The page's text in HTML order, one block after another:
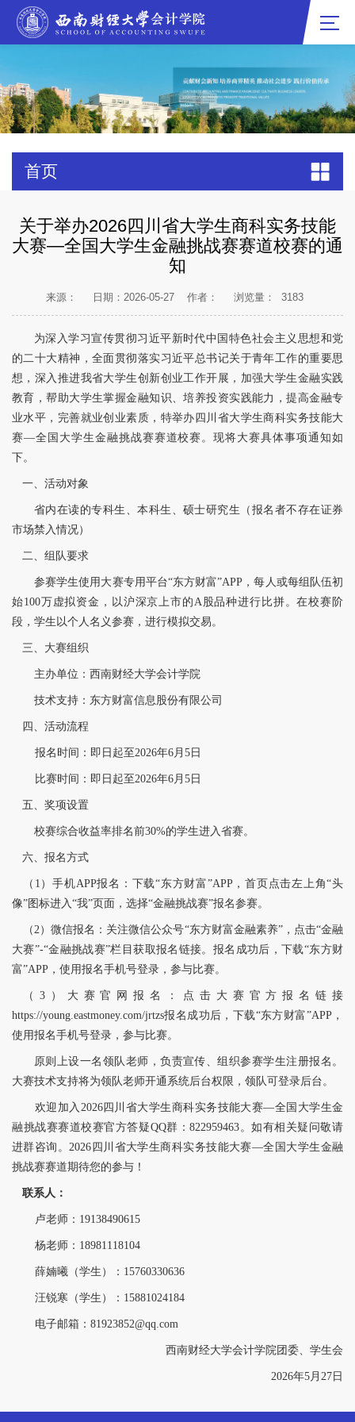
首页
关于举办2026四川省大学生商科实务技能
大赛—全国大学生金融挑战赛赛道校赛的通
知
来源： 日期：2026-05-27 作者： 浏览量： 3183
为深入学习宣传贯彻习近平新时代中国特色社会主义思想和党
的二十大精神，全面贯彻落实习近平总书记关于青年工作的重要思
想，深入推进我省大学生创新创业工作开展，加强大学生金融实践
教育，帮助大学生掌握金融知识、培养投资实践能力，提高金融专
业水平，完善就业创业素质，特举办四川省大学生商科实务技能大
赛—全国大学生金融挑战赛赛道校赛。现将大赛具体事项通知如
下。
一、活动对象
省内在读的专科生、本科生、硕士研究生（报名者不存在证券
市场禁入情况）
二、组队要求
参赛学生使用大赛专用平台“东方财富”APP，每人或每组队伍初
始100万虚拟资金，以沪深京上市的A股品种进行比拼。在校赛阶
段，学生以个人名义参赛，进行模拟交易。
三、大赛组织
主办单位：西南财经大学会计学院
技术支持：东方财富信息股份有限公司
四、活动流程
报名时间：即日起至2026年6月5日
比赛时间：即日起至2026年6月5日
五、奖项设置
校赛综合收益率排名前30%的学生进入省赛。
六、报名方式
（1）手机APP报名：下载“东方财富”APP，首页点击左上角“头
像”图标进入“我”页面，选择“金融挑战赛”报名参赛。
（2）微信报名：关注微信公众号“东方财富金融素养”，点击“金融
大赛”-“金融挑战赛”栏目获取报名链接。报名成功后，下载“东方财
富”APP，使用报名手机号登录，参与比赛。
（3）大赛官网报名：点击大赛官方报名链接
https://young.eastmoney.com/jrtzs报名成功后，下载“东方财富”APP，
使用报名手机号登录，参与比赛。
原则上设一名领队老师，负责宣传、组织参赛学生注册报名。
大赛技术支持将为领队老师开通系统后台权限，领队可登录后台。
欢迎加入 2026四川省大学生商科实务技能大赛—全国大学生金
融挑战赛赛道校赛官方答疑QQ群：822959463。如有相关疑问敬请
进群咨询。2026四川省大学生商科实务技能大赛—全国大学生金融
挑战赛赛道期待您的参与！
联系人：
卢老师：19138490615
杨老师：18981118104
薛婻曦（学生）：15760330636
汪锐寒（学生）：15881024184
电子邮箱：81923852@qq.com
西南财经大学会计学院团委、学生会
2026年5月27日